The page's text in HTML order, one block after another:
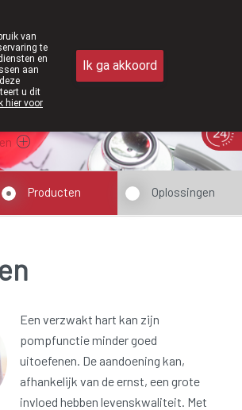
011/610300
Producten Oplossingen
Een verzwakt hart kan zijn
pompfunctie minder goed
uitoefenen. De aandoening kan,
afhankelijk van de ernst, een grote
invloed hebben levenskwaliteit. Met
van
te
en
aan
u dit
hier voor
Ik ga akkoord